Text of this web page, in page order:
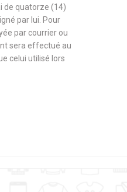
de quatorze (14)
par lui. Pour
par courrier ou
sera effectué au
celui utilisé lors